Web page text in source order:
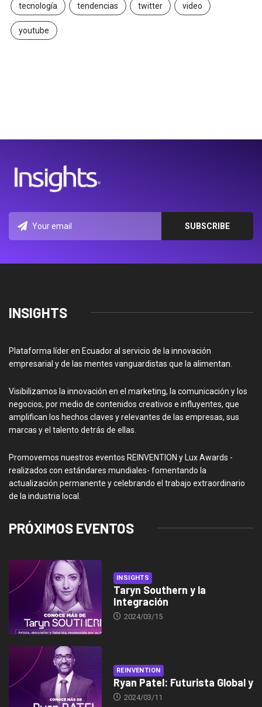
tecnología tendencias twitter video
youtube
INSIGHTS
Plataforma líder en Ecuador al servicio de la innovación
empresarial y de las mentes vanguardistas que la alimentan.
Visibilizamos la innovación en el marketing, la comunicación y los
negocios, por medio de contenidos creativos e influyentes, que
amplifican los hechos claves y relevantes de las empresas, sus
marcas y el talento detrás de ellas.
Promovemos nuestros eventos REINVENTION y Lux Awards -
realizados con estándares mundiales- fomentando la
actualización permanente y celebrando el trabajo extraordinario
de la industria local.
PRÓXIMOS EVENTOS
INSIGHTS
Taryn Southern y la
Integración
2024/03/15
REINVENTION
Ryan Patel: Futurista Global y
2024/03/11